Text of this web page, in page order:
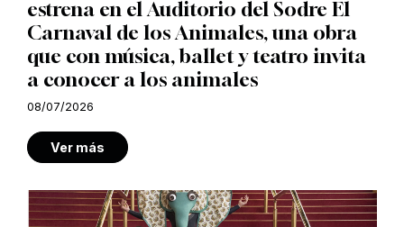
estrena en el Auditorio del Sodre El
Carnaval de los Animales, una obra
que con música, ballet y teatro invita
a conocer a los animales
08/07/2026
Ver más